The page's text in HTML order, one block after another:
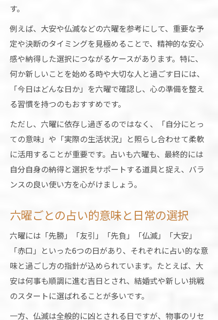
日常で活かす占い的六曜カレンダー活用術
六曜カレンダーと占いの使い方ガイド
占いを活用した六曜カレンダーの選び方
六曜の吉凶を占いで読み解き日程に反映
日常の予定を占いと六曜で管理する方法
六曜を占いと組み合わせた行事計画術
六曜が持つ意味と暮らしへの影響を探究
占い視点で六曜の意味と影響を解説
六曜が暮らしに与える占い的な作用
日常生活で感じる六曜と占いの影響
六曜の意味を占いで考える重要性
占いを通じて六曜の暮らし方を知る
六曜を気にする人の理由と賢い付き合い方
六曜を意識する人の心理と占いの関係
占いから見る六曜を気にするメリット
六曜と賢く付き合う占い的アドバイス
す。
例えば、大安や仏滅などの六曜を参考にして、重要な予
定や決断のタイミングを見極めることで、精神的な安心
感や納得した選択につながるケースがあります。特に、
何か新しいことを始める時や大切な人と過ごす日には、
「今日はどんな日か」を六曜で確認し、心の準備を整え
る習慣を持つのもおすすめです。
ただし、六曜に依存し過ぎるのではなく、「自分にとっ
ての意味」や「実際の生活状況」と照らし合わせて柔軟
に活用することが重要です。占いも六曜も、最終的には
自分自身の納得と選択をサポートする道具と捉え、バラ
ンスの良い使い方を心がけましょう。
六曜ごとの占い的意味と日常の選択
六曜には「先勝」「友引」「先負」「仏滅」「大安」
「赤口」といった6つの日があり、それぞれに占い的な意
味と過ごし方の指針が込められています。たとえば、大
安は何事も順調に進む吉日とされ、結婚式や新しい挑戦
のスタートに選ばれることが多いです。
一方、仏滅は全般的に凶とされる日ですが、物事のリセ